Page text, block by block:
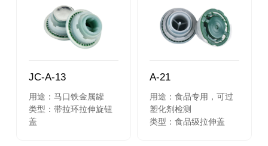
JC-A-13
用途：马口铁金属罐
类型：带拉环拉伸旋钮
盖
A-21
用途：食品专用，可过
塑化剂检测
类型：食品级拉伸盖